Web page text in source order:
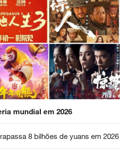
mundial em 2026
8 bilhões de yuans em 2026